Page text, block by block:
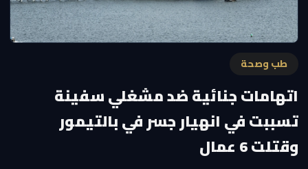
طب وصحة
اتهامات جنائية ضد مشغلي سفينة
تسببت في انهيار جسر في بالتيمور
وقتلت 6 عمال